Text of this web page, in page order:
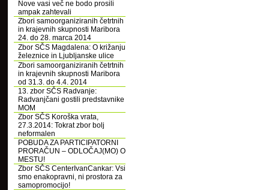
Nove vasi več ne bodo prosili
ampak zahtevali
Zbori samoorganiziranih četrtnih
in krajevnih skupnosti Maribora
24. do 28. marca 2014
Zbor SČS Magdalena: O križanju
železnice in Ljubljanske ulice
Zbori samoorganiziranih četrtnih
in krajevnih skupnosti Maribora
od 31.3. do 4.4. 2014
13. zbor SČS Radvanje:
Radvanjčani gostili predstavnike
MOM
Zbor SČS Koroška vrata,
27.3.2014: Tokrat zbor bolj
neformalen
POBUDA ZA PARTICIPATORNI
PRORAČUN – ODLOČAJ(MO) O
MESTU!
Zbor SČS CenterIvanCankar: Vsi
smo enakopravni, ni prostora za
samopromocijo!